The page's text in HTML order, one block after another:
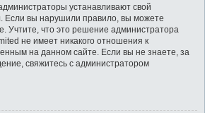
устанавливают свой
Если вы нарушили правило, вы можете
Учтите, что это решение администратора
не имеет никакого отношения к
на данном сайте. Если вы не знаете, за
свяжитесь с администратором